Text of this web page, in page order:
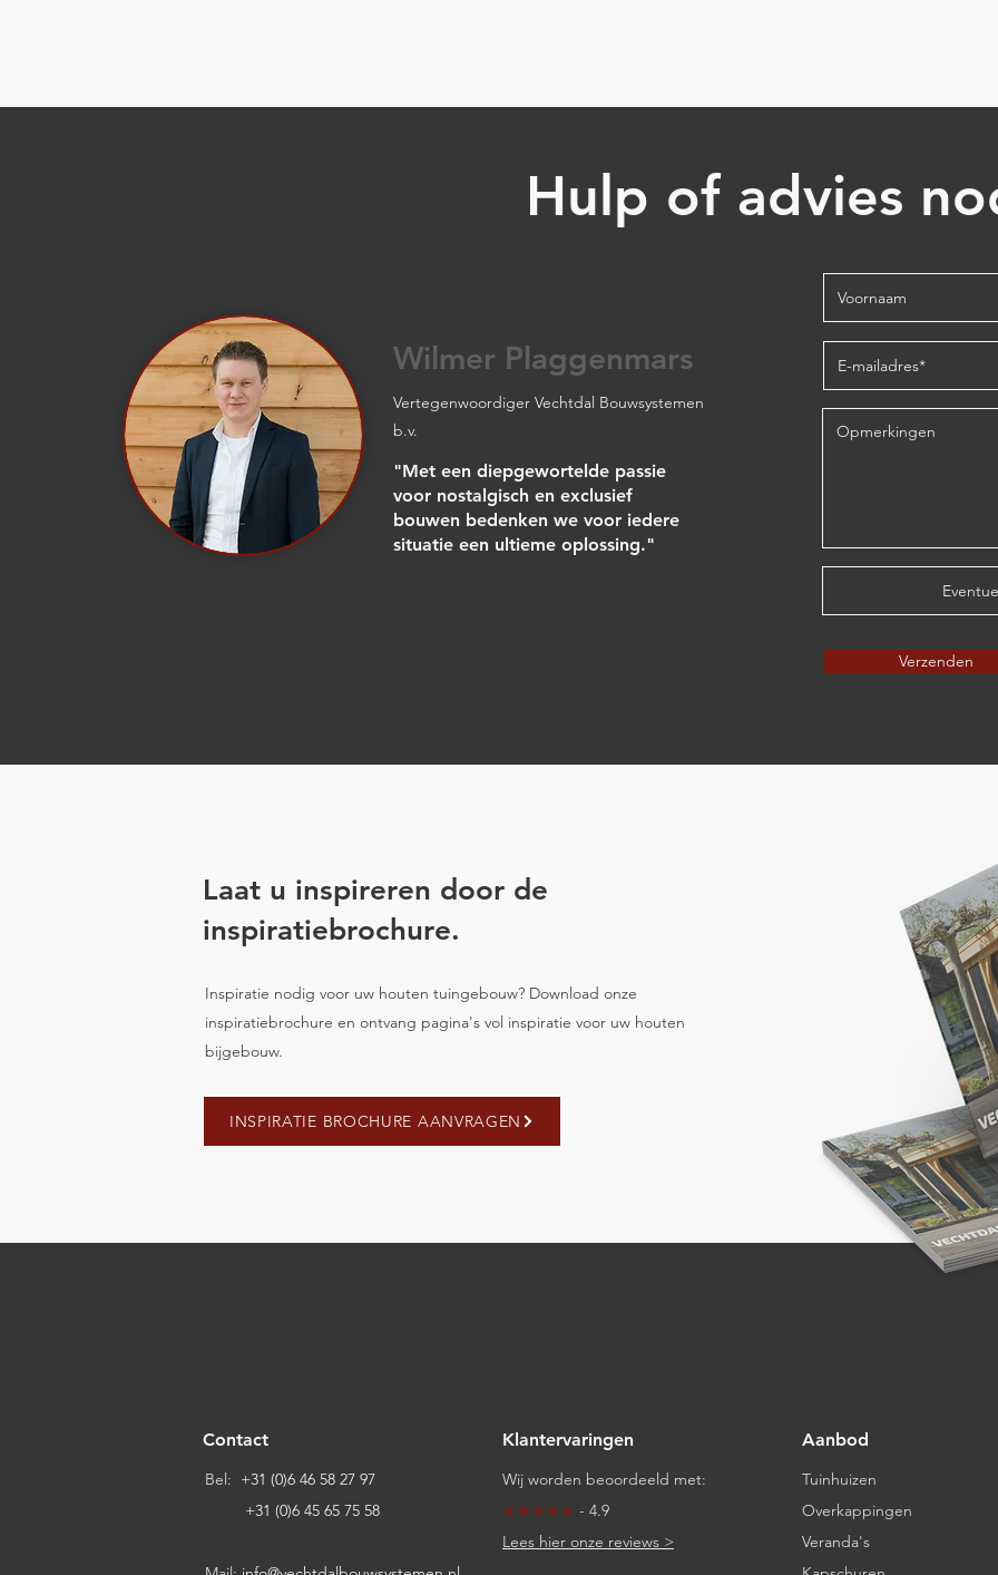
Hulp of advies
Wilmer Plaggenmars
Vertegenwoordiger Vechtdal Bouwsystemen
b.v.
"Met een diepgewortelde passie
voor nostalgisch en exclusief
bouwen bedenken we voor iedere
situatie een ultieme oplossing."
Verzenden
Laat u inspireren door de
inspiratiebrochure.
Inspiratie nodig voor uw houten tuingebouw? Download onze
inspiratiebrochure en ontvang pagina's vol inspiratie voor uw houten
bijgebouw.
INSPIRATIE BROCHURE AANVRAGEN
Contact Klantervaringen
Bel: +31 (0)6 46 58 27 97
+31 (0)6 45 65 75 58
Wij worden beoordeeld met:
★★★★★ - 4.9
Lees hier onze reviews >
Aanbod
Tuinhuizen
Overkappingen
Veranda's